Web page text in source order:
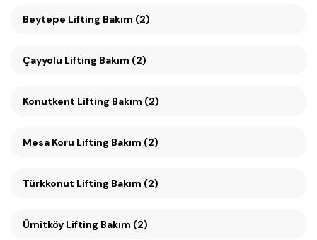
Beytepe Lifting Bakım (2)
Çayyolu Lifting Bakım (2)
Konutkent Lifting Bakım (2)
Mesa Koru Lifting Bakım (2)
Türkkonut Lifting Bakım (2)
Ümitköy Lifting Bakım (2)